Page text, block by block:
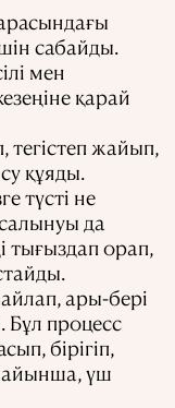
сабайды.
мен
қарай
тегістеп жайып,
құяды.
түсті не
да
тығыздап орап,
ары-бері
Бұл процесс
бірігіп,
үш